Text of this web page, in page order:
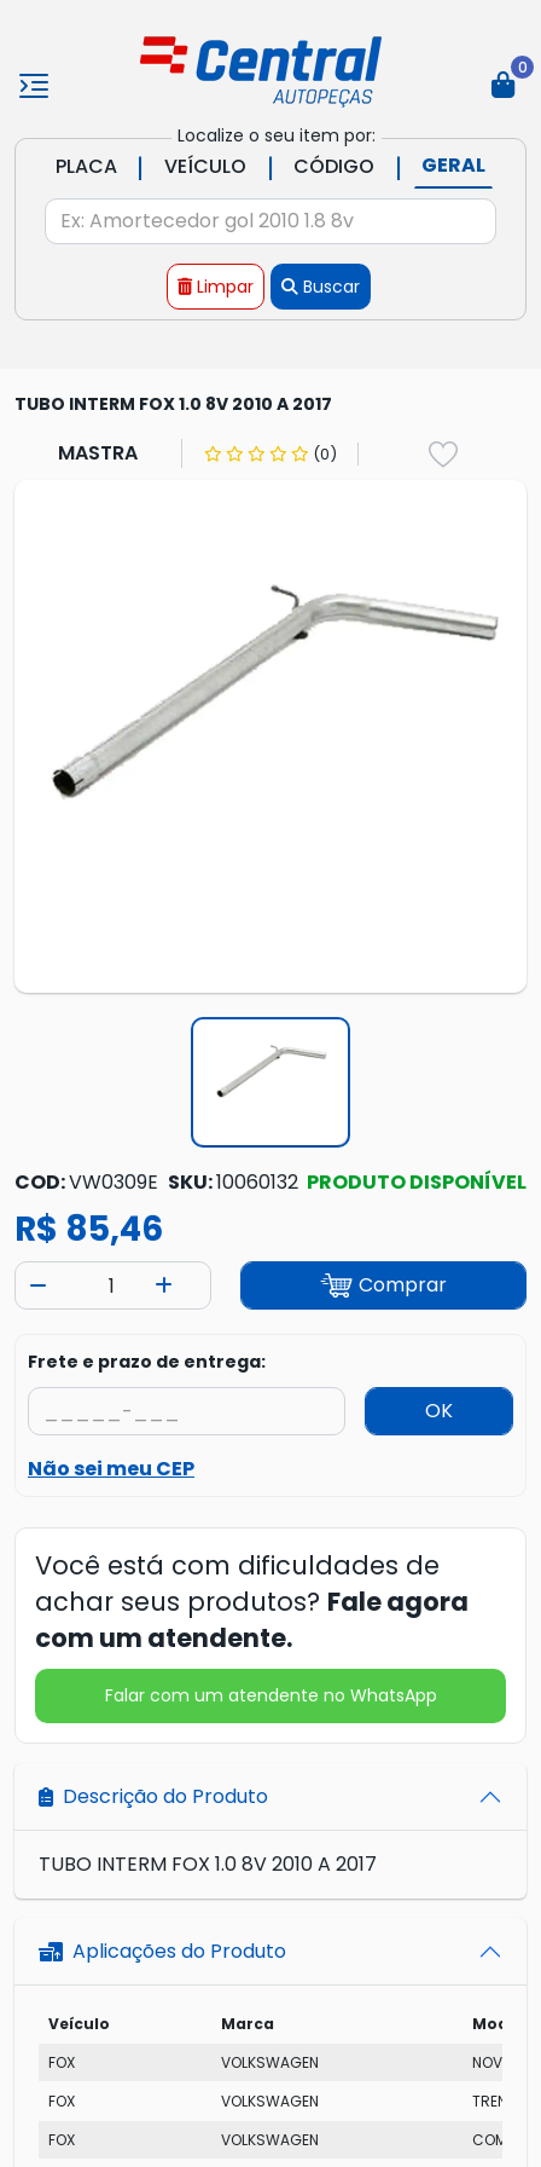
Localize o seu item por:
PLACA | VEÍCULO | CÓDIGO | GERAL
Limpar Buscar
0
TUBO INTERM FOX 1.0 8V 2010 A 2017
MASTRA (0)
COD:VW0309E SKU:10060132 PRODUTO DISPONÍVEL
R$ 85,46
Comprar
Frete e prazo de entrega:
OK
Não sei meu CEP
Você está com dificuldades de
achar seus produtos? Fale agora
com um atendente.
Falar com um atendente no WhatsApp
Descrição do Produto
TUBO INTERM FOX 1.0 8V 2010 A 2017
Aplicações do Produto
Veículo Marca
Modelo
FOX
VOLKSWAGEN
NOVO
FOX
VOLKSWAGEN
FOX
VOLKSWAGEN